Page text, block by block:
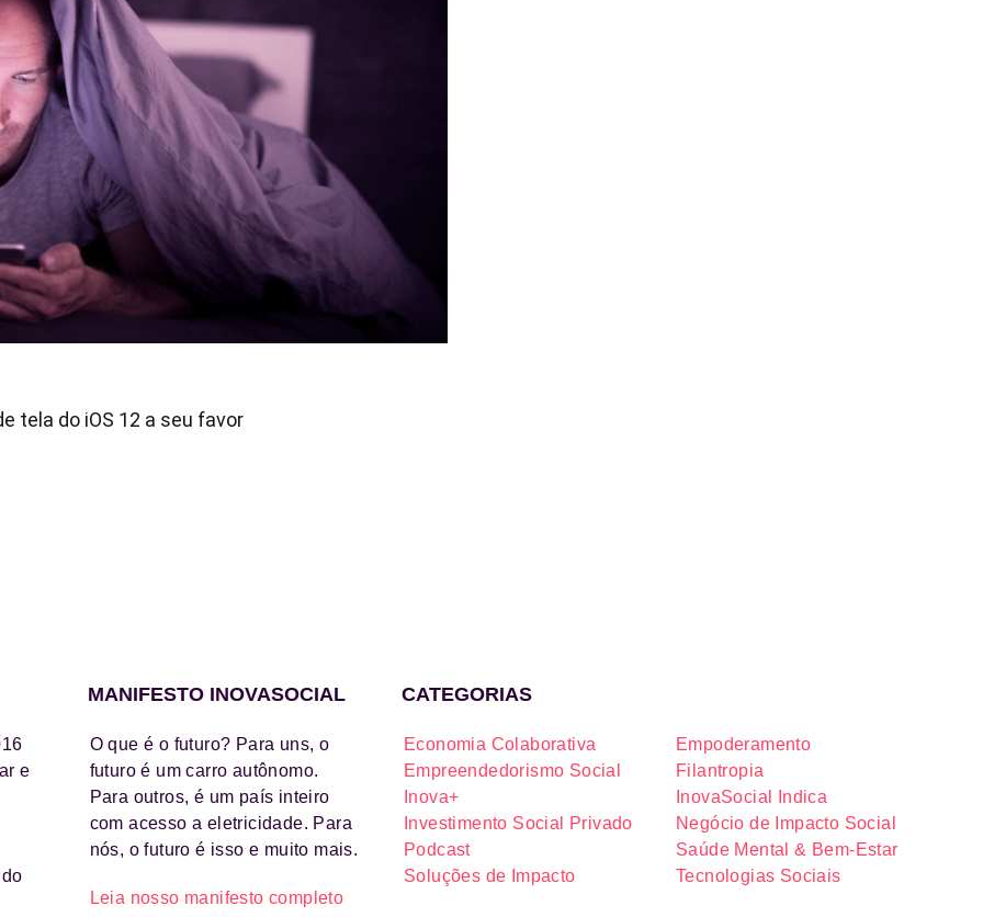
tela do iOS 12 a seu favor
e
MANIFESTO INOVASOCIAL
O que é o futuro? Para uns, o
futuro é um carro autônomo.
Para outros, é um país inteiro
com acesso a eletricidade. Para
nós, o futuro é isso e muito mais.
Leia nosso manifesto completo
CATEGORIAS
Economia Colaborativa
Empoderamento
Empreendedorismo Social
Filantropia
Inova+
InovaSocial Indica
Investimento Social Privado
Negócio de Impacto Social
Podcast
Saúde Mental & Bem-Estar
Soluções de Impacto
Tecnologias Sociais